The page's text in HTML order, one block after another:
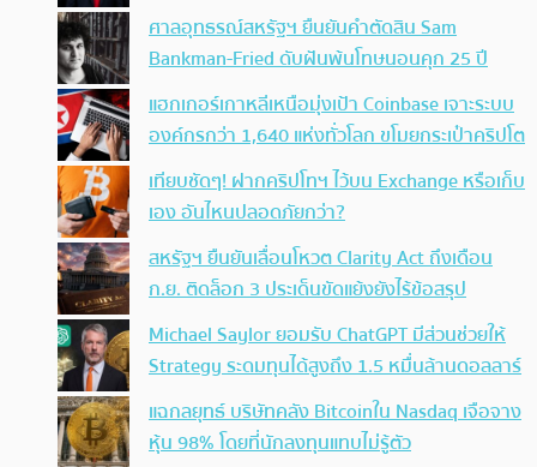
ศาลอุทธรณ์สหรัฐฯ ยืนยันคำตัดสิน Sam
Bankman-Fried ดับฝันพ้นโทษนอนคุก 25 ปี
แฮกเกอร์เกาหลีเหนือมุ่งเป้า Coinbase เจาะระบบ
องค์กรกว่า 1,640 แห่งทั่วโลก ขโมยกระเป๋าคริปโต
เทียบชัดๆ! ฝากคริปโทฯ ไว้บน Exchange หรือเก็บ
เอง อันไหนปลอดภัยกว่า?
สหรัฐฯ ยืนยันเลื่อนโหวต Clarity Act ถึงเดือน
ก.ย. ติดล็อก 3 ประเด็นขัดแย้งยังไร้ข้อสรุป
Michael Saylor ยอมรับ ChatGPT มีส่วนช่วยให้
Strategy ระดมทุนได้สูงถึง 1.5 หมื่นล้านดอลลาร์
แฉกลยุทธ์ บริษัทคลัง Bitcoinใน Nasdaq เจือจาง
หุ้น 98% โดยที่นักลงทุนแทบไม่รู้ตัว